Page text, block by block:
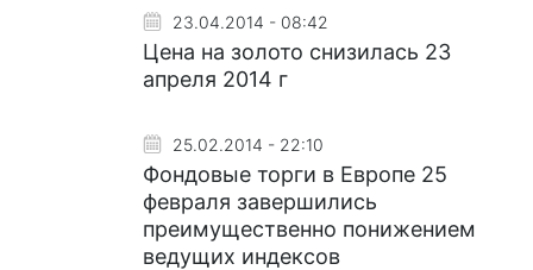
23.04.2014 - 08:42
Цена на золото снизилась 23
апреля 2014 г
25.02.2014 - 22:10
Фондовые торги в Европе 25
февраля завершились
преимущественно понижением
ведущих индексов